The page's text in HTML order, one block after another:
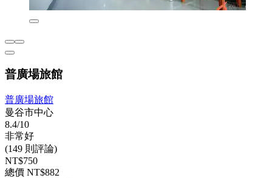
普廣場旅館
普廣場旅館
曼谷市中心
8.4/10
非常好
(149 則評論)
NT$750
總價 NT$882